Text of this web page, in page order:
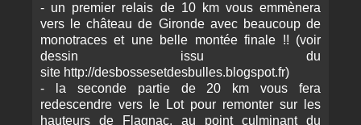
- un premier relais de 10 km vous emmènera
vers le château de Gironde avec beaucoup de
monotraces et une belle montée finale !! (voir
dessin issu du
site http://desbossesetdesbulles.blogspot.fr)
- la seconde partie de 20 km vous fera
redescendre vers le Lot pour remonter sur les
hauteurs de Flagnac, au point culminant du